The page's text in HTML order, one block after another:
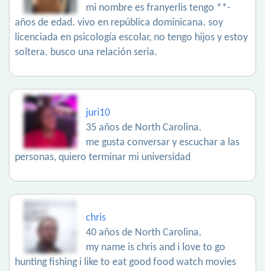
mi nombre es franyerlis tengo **-
años de edad. vivo en república dominicana. soy
licenciada en psicología escolar, no tengo hijos y estoy
soltera. busco una relación seria.
juri10
35 años de North Carolina.
me gusta conversar y escuchar a las
personas, quiero terminar mi universidad
chris
40 años de North Carolina.
my name is chris and i love to go
hunting fishing i like to eat good food watch movies